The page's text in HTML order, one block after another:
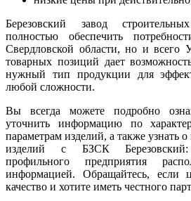
Березовский завод
полностью обеспечить
Свердловской области, но и
товарных позиций дает
нужный тип продукции для
любой сложности.
Вы всегда можете подробно
уточнить информацию по
параметрам изделий, а также узнать
изделий с БЗСК
профильного предприятия
информацией. Обращайтесь, если
качество и хотите иметь честного